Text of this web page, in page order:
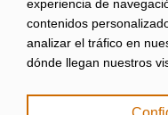
experiencia de
contenidos
analizar el tráfico en
dónde llegan nuestros